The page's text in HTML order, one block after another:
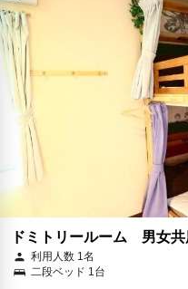
ドミトリールーム 男女
利用人数 1名
二段ベッド 1台